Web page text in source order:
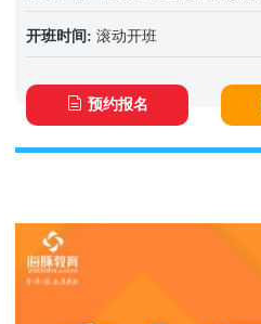
开班时间: 滚动开班
预约报名